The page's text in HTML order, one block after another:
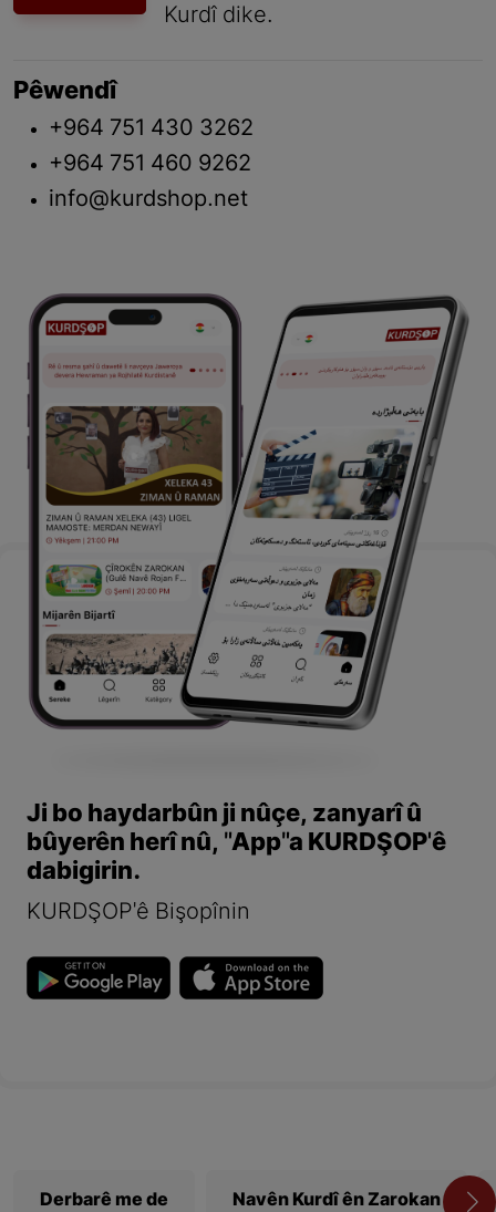
Kurdî dike.
Pêwendî
+964 751 430 3262
+964 751 460 9262
info@kurdshop.net
Ji bo haydarbûn ji nûçe, zanyarî û
bûyerên herî nû, "App"a KURDŞOP'ê
dabigirin.
KURDŞOP'ê Bişopînin
Derbarê me de Navên Kurdî ên Zarokan